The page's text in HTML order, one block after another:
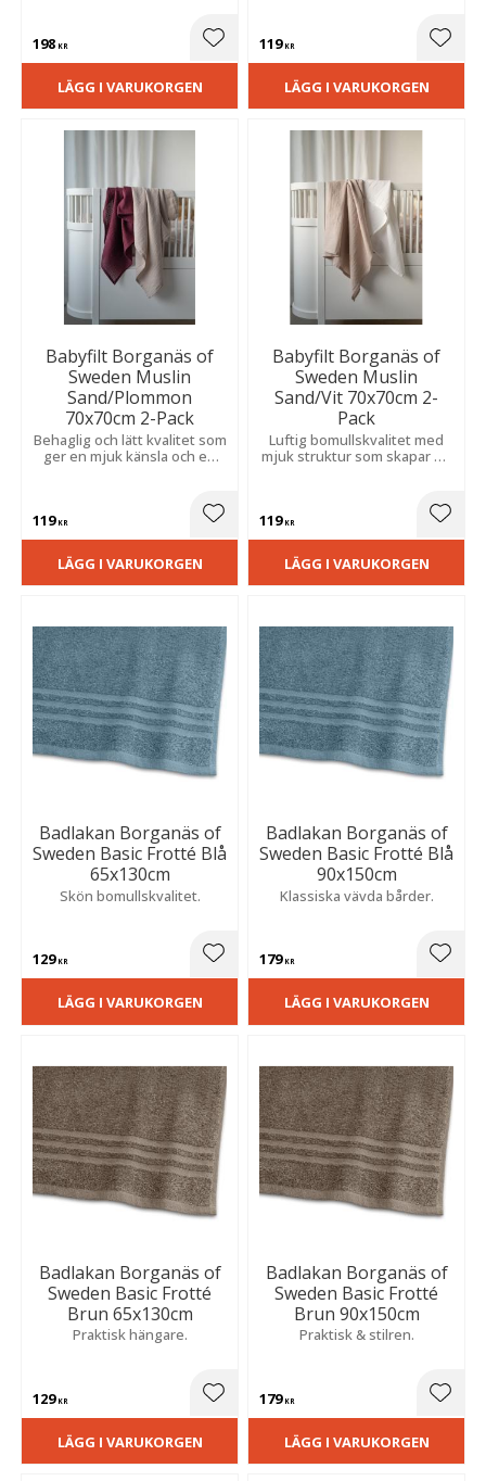
198 KR Lägg till i favoriter
LÄGG I VARUKORGEN
119KR
LÄGG I VARUKORGEN
Babyfilt Borganäs of
Sweden Muslin
Sand/Plommon
70x70cm 2-Pack
Behaglig och lätt kvalitet som
ger en mjuk känsla och en
119KR Lägg till i favoriter
LÄGG I VARUKORGEN
Babyfilt Borganäs of
Sweden Muslin
Sand/Vit 70x70cm 2-
Pack
Luftig bomullskvalitet med
mjuk struktur som skapar en
119KR
LÄGG I VARUKORGEN
Badlakan Borganäs of
Sweden Basic Frotté Blå
65x130cm
Skön bomullskvalitet.
129KR Lägg till i favoriter
LÄGG I VARUKORGEN
Badlakan Borganäs of
Sweden Basic Frotté Blå
90x150cm
Klassiska vävda bårder.
179KR
LÄGG I VARUKORGEN
Badlakan Borganäs of
Sweden Basic Frotté
Brun 65x130cm
Praktisk hängare.
129KR Lägg till i favoriter
LÄGG I VARUKORGEN
Badlakan Borganäs of
Sweden Basic Frotté
Brun 90x150cm
Praktisk & stilren.
179KR
LÄGG I VARUKORGEN